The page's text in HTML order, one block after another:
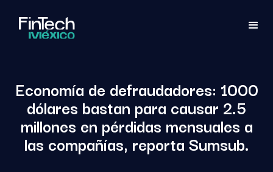
Economía de defraudadores: 1000
dólares bastan para causar 2.5
millones en pérdidas mensuales a
las compañías, reporta Sumsub.